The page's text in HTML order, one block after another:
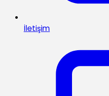
İletişim